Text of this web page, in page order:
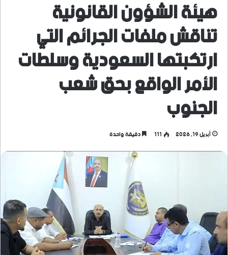
هيئة الشؤون القانونية
تناقش ملفات الجرائم التي
ارتكبتها السعودية وسلطات
الأمر الواقع بحق شعب
الجنوب
أبريل 19, 2026 111 دقيقة واحدة